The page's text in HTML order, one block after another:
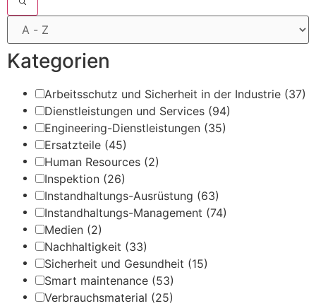
Kategorien
Arbeitsschutz und Sicherheit in der Industrie (37)
Dienstleistungen und Services (94)
Engineering-Dienstleistungen (35)
Ersatzteile (45)
Human Resources (2)
Inspektion (26)
Instandhaltungs-Ausrüstung (63)
Instandhaltungs-Management (74)
Medien (2)
Nachhaltigkeit (33)
Sicherheit und Gesundheit (15)
Smart maintenance (53)
Verbrauchsmaterial (25)